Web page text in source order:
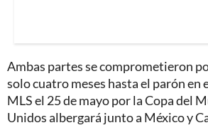
Ambas partes se comprometieron
solo cuatro meses hasta el parón en
MLS el 25 de mayo por la Copa del
Unidos albergará junto a México y